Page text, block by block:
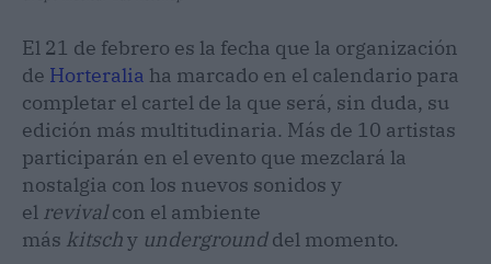
El 21 de febrero es la fecha que la organización
de Horteralia ha marcado en el calendario para
completar el cartel de la que será, sin duda, su
edición más multitudinaria. Más de 10 artistas
participarán en el evento que mezclará la
nostalgia con los nuevos sonidos y
el revivalcon el ambiente
más kitschy undergrounddel momento.